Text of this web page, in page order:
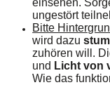
einsehen.
ungestört
Bitte
wird dazu
zuhören will.
und Licht von
Wie das